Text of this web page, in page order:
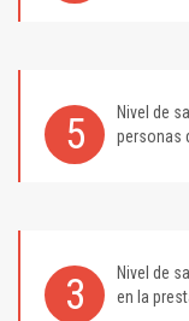
5 Nivel de
personas
3 Nivel de
en la